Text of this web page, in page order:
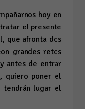
hoy en
el presente
que afronta dos
grandes retos
antes de entrar
quiero poner el
tendrán lugar el